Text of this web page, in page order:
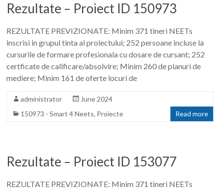
Rezultate – Proiect ID 150973
REZULTATE PREVIZIONATE: Minim 371 tineri NEETs
inscrisi in grupul tinta al proiectului; 252 persoane incluse la
cursurile de formare profesionala cu dosare de cursant; 252
certficate de calificare/absolvire; Minim 260 de planuri de
mediere; Minim 161 de oferte locuri de
administrator
June 2024
150973 - Smart 4 Neets, Proiecte Read more
Rezultate – Proiect ID 153077
REZULTATE PREVIZIONATE: Minim 371 tineri NEETs